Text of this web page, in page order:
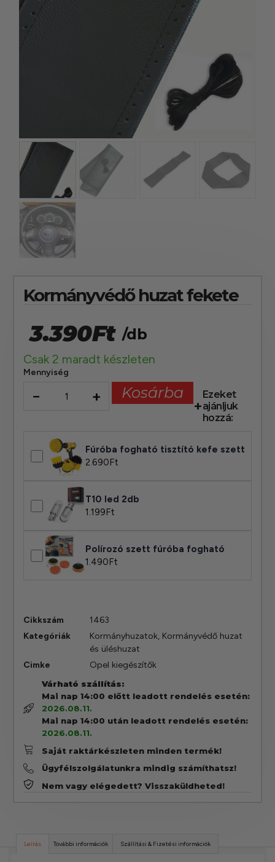
Kormányvédő huzat fekete
3.390Ft /db
Csak 2 maradt készleten
Mennyiség
− + Kosárba
Ezeket
ajánljuk
hozzá:
Fúróba fogható tisztító kefe szett
2.690Ft
T10 led 2db
1.199Ft
Polírozó szett fúróba fogható
1.490Ft
Cikkszám
1463
Kategóriák
Kormányhuzatok, Kormányvédő huzat
és üléshuzat
Cimke
Opel kiegészítők
Várható szállítás:
Mai nap 14:00 előtt leadott rendelés esetén:
2026.08.11.
Mai nap 14:00 után leadott rendelés esetén:
2026.08.11.
Saját raktárkészleten minden termék!
Ügyfélszolgálatunkra mindig számíthatsz!
Nem vagy elégedett? Visszaküldheted!
Leírás További információk Szállítási & Fizetési információk